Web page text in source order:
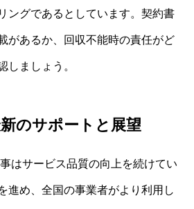
ングであるとしています。契約書
があるか、回収不能時の責任がど
しましょう。
のサポートと展望
はサービス品質の向上を続けてい
進め、全国の事業者がより利用し